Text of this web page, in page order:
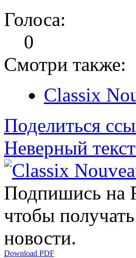
Голоса:
0
Смотри также:
Classix
Поделиться
Неверный
Подпишись на
чтобы
новости.
Download PDF